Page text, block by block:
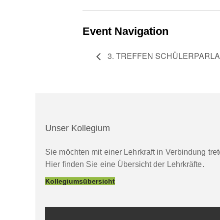
Event Navigation
3. TREFFEN
Unser Kollegium
Sie möchten mit einer Lehrkraft in Verbindung
Hier finden Sie eine Übersicht der Lehrkräfte.
Kollegiumsübersicht